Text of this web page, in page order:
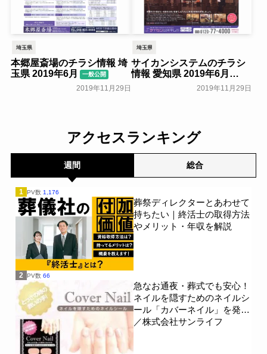
埼玉県
本郷屋斎場のチラシ情報 埼
玉県 2019年6月
一般公開
2019年11月29日
埼玉県
サイカンシステムのチラシ
情報 愛知県 2019年6月
2019年11月29日
アクセスランキング
週間 総合
1 PV数 1,176
葬祭ディレクターとあわせて
持ちたい｜終活士の取得方法
やメリット・年収を解説
2 PV数 66
急なお通夜・葬式でも安心！
ネイルを隠すためのネイルシ
ール「カバーネイル」を発売
／株式会社サンライフ